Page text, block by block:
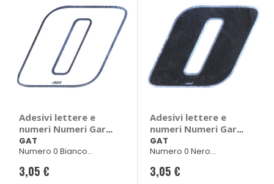
Adesivi lettere e
numeri Numeri Gara
- GAT
GAT
Numero 0 Bianco
3,05 €
Adesivi lettere e
numeri Numeri Gara
- GAT
GAT
Numero 0 Nero
3,05 €